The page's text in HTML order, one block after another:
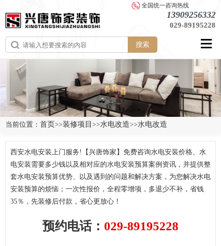
全国统一咨询热线
13909256332
029-89195228
搜索
当前位置：首页>>装修项目>>水电改造>>水电改造
西安水电安装上门服务!【兴唐饰家】免费咨询水电安装价格、水
电安装需要多少钱以及相对应的水电安装预算案例资讯，并提供整
套水电安装预算优势、以及遇到的问题和解决方案，为您解决水电
安装预算的烦恼；一次性报价，全程零增项，多退少不补，省钱
35％，先装修后付款，省心更放心！
预约电话： 029-89195228